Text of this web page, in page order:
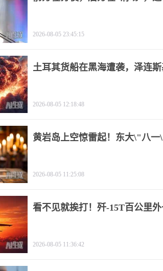
2026-08-05 23:45:15
土耳其货船在黑海遭袭，泽连
2026-08-05 12:18:48
黄岩岛上空惊雷起！东大\"八一
2026-08-05 11:25:08
看不见就挨打！歼-15T百公里
2026-08-05 11:36:42